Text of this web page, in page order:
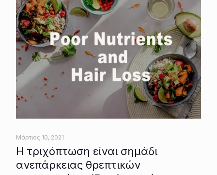
Μάρτιος 10, 2021
Η τριχόπτωση είναι σημάδι
ανεπάρκειας θρεπτικών